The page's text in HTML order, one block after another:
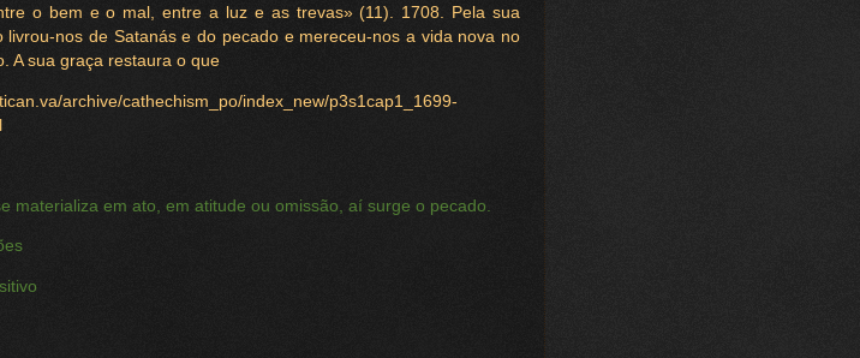
o bem e o mal, entre a luz e as trevas» (11). 1708. Pela sua
livrou-nos de Satanás e do pecado e mereceu-nos a vida nova no
A sua graça restaura o que
archive/cathechism_po/index_new/p3s1cap1_1699-
materializa em ato, em atitude ou omissão, aí surge o pecado.